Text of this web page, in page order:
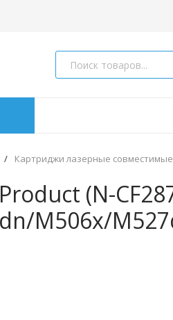
/ Картриджи лазерные совместимые
(N-
M506x/